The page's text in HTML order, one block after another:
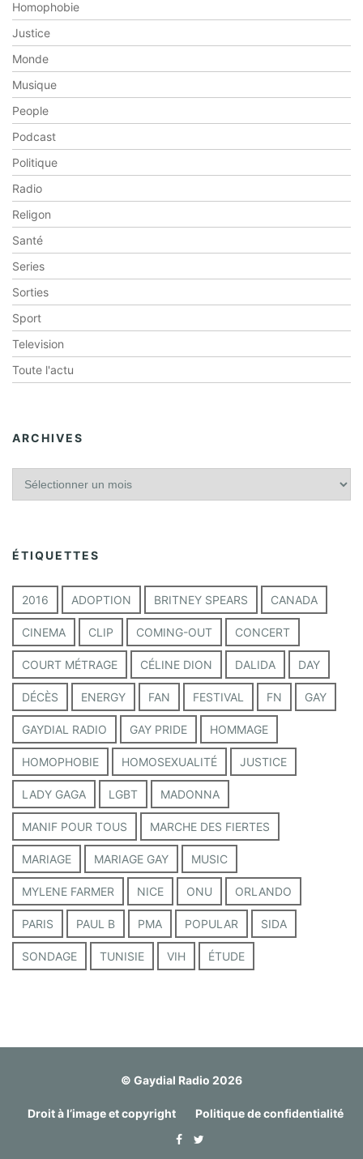
Homophobie
Justice
Monde
Musique
People
Podcast
Politique
Radio
Religon
Santé
Series
Sorties
Sport
Television
Toute l'actu
ARCHIVES
v
ÉTIQUETTES
2016 ADOPTION BRITNEY SPEARS CANADA
CINEMA CLIP COMING-OUT CONCERT
COURT MÉTRAGE CÉLINE DION DALIDA DAY
DÉCÈS ENERGY FAN FESTIVAL FN GAY
GAYDIAL RADIO GAY PRIDE HOMMAGE
HOMOPHOBIE HOMOSEXUALITÉ JUSTICE
LADY GAGA LGBT MADONNA
MANIF POUR TOUS MARCHE DES FIERTES
MARIAGE MARIAGE GAY MUSIC
MYLENE FARMER NICE ONU ORLANDO
PARIS PAUL B PMA POPULAR SIDA
SONDAGE TUNISIE VIH ÉTUDE
© Gaydial Radio 2026
Droit à l’image et copyright Politique de confidentialité